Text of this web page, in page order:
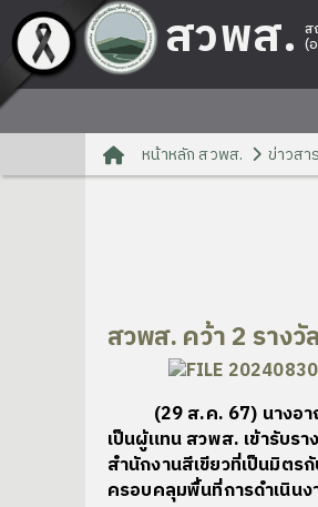
สวพส. ส
(
หน้าหลัก สวพส. ข่าวส
สวพส. คว้า 2 รางวั
(29 ส.ค. 67) นางอาณ
เป็นผู้แทน สวพส. เข้ารับร
สำนักงานสีเขียวที่เป็นมิต
ครอบคลุมพื้นที่การดำเนิน